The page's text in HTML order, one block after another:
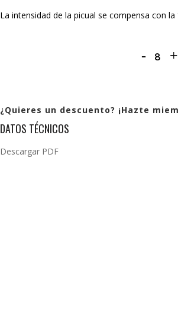
La intensidad de la picual se compensa con
VIRGEN
¿Quieres un descuento? ¡Hazte
DATOS TÉCNICOS
Descargar PDF